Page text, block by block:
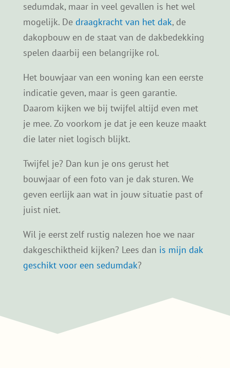
sedumdak, maar in veel gevallen is het wel
mogelijk. De draagkracht van het dak, de
dakopbouw en de staat van de dakbedekking
spelen daarbij een belangrijke rol.
Het bouwjaar van een woning kan een eerste
indicatie geven, maar is geen garantie.
Daarom kijken we bij twijfel altijd even met
je mee. Zo voorkom je dat je een keuze maakt
die later niet logisch blijkt.
Twijfel je? Dan kun je ons gerust het
bouwjaar of een foto van je dak sturen. We
geven eerlijk aan wat in jouw situatie past of
juist niet.
Wil je eerst zelf rustig nalezen hoe we naar
dakgeschiktheid kijken? Lees dan is mijn dak
geschikt voor een sedumdak?